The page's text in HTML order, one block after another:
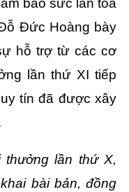
bảo sức lan tỏa
Đức Hoàng bày
hỗ trợ từ các cơ
lần thứ XI tiếp
tín đã được xây
lần thứ X,
bài bản, đồng